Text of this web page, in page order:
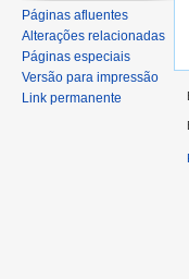
Páginas afluentes
Alterações relacionadas
Páginas especiais
Versão para impressão
Link permanente